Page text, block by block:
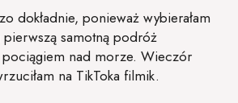
dokładnie, ponieważ wybierałam
pierwszą samotną podróż
pociągiem nad morze. Wieczór
na TikToka filmik.